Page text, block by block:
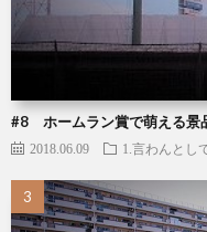
#8 ホームラン賞で萌える景
2018.06.09 1.言わんとし